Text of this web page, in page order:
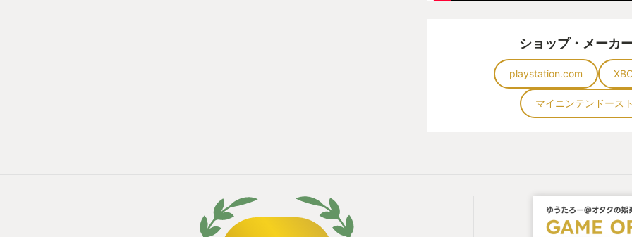
俺と一緒に強いやつに会いに行こう
ショップ・メーカ
playstation.com
マイニンテンドース